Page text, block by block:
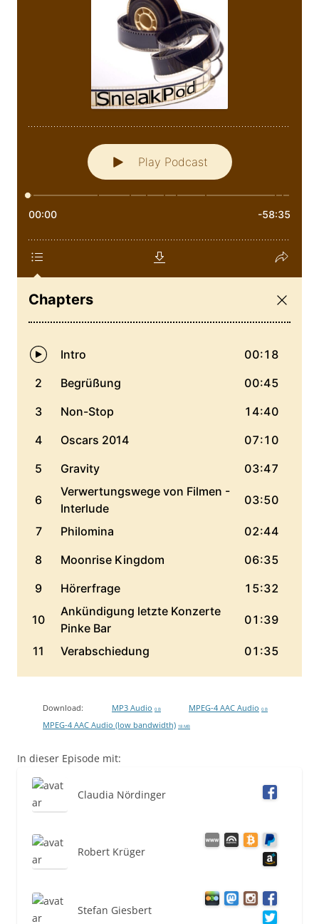
Download: MP3 Audio 0 B MPEG-4 AAC Audio 0 B
MPEG-4 AAC Audio (low bandwidth) 18 MB
In dieser Episode mit:
Claudia Nördinger
Robert Krüger
Stefan Giesbert